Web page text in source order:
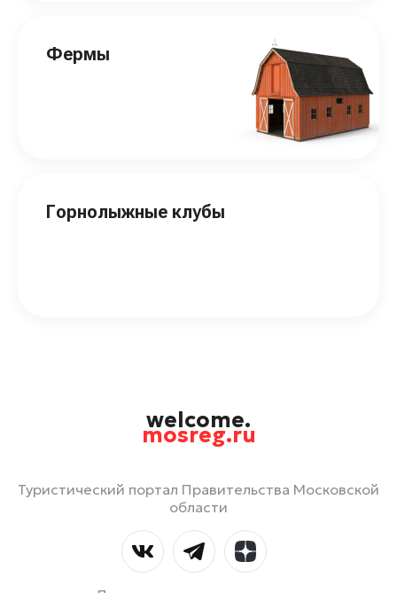
Фермы
Горнолыжные клубы
welcome.
mosreg.ru
Туристический портал Правительства Московской
области